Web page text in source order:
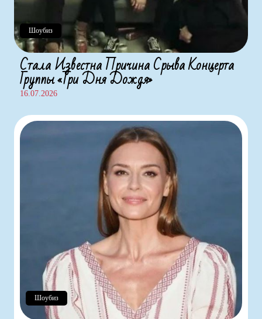
Шоубиз
Стала Известна Причина Срыва Концерта
Группы «Три Дня Дождя»
16.07.2026
Шоубиз